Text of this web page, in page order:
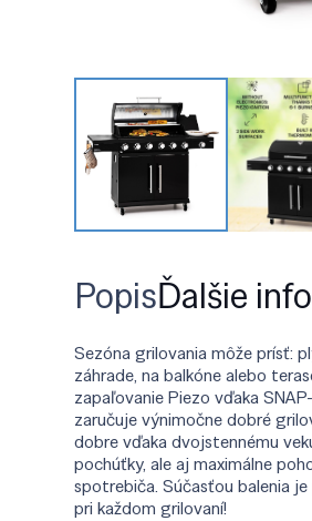
PopisĎalšie
Sezóna grilovania môže prísť:
záhrade, na balkóne alebo
zapaľovanie Piezo vďaka
zaručuje výnimočne dobré
dobre vďaka dvojstennému
pochúťky, ale aj maximálne
spotrebiča. Súčasťou balenia
pri každom grilovaní!